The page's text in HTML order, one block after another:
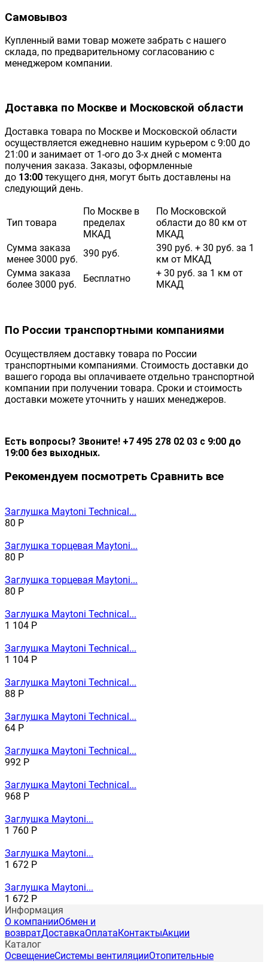
Самовывоз
Купленный вами товар можете забрать с нашего
склада, по предварительному согласованию с
менеджером компании.
Доставка по Москве и Московской области
Доставка товара по Москве и Московской области
осуществляется ежедневно нашим курьером с 9:00 до
21:00 и занимает от 1-ого до 3-х дней с момента
получения заказа. Заказы, оформленные
до 13:00 текущего дня, могут быть доставлены на
следующий день.
Тип товара
По Москве в
пределах
МКАД
По Московской
области до 80 км от
МКАД
Сумма заказа
менее 3000 руб.
390 руб.
390 руб. + 30 руб. за 1
км от МКАД
Сумма заказа
более 3000 руб.
Бесплатно
+ 30 руб. за 1 км от
МКАД
По России транспортными компаниями
Осуществляем доставку товара по России
транспортными компаниями. Стоимость доставки до
вашего города вы оплачиваете отдельно транспортной
компании при получении товара. Сроки и стоимость
доставки можете уточнить у наших менеджеров.
Есть вопросы? Звоните! +7 495 278 02 03 с 9:00 до
19:00 без выходных.
Рекомендуем посмотреть Сравнить все
Заглушка Maytoni Technical...
80 Р
Заглушка торцевая Maytoni...
80 Р
Заглушка торцевая Maytoni...
80 Р
Заглушка Maytoni Technical...
1 104 Р
Заглушка Maytoni Technical...
1 104 Р
Заглушка Maytoni Technical...
88 Р
Заглушка Maytoni Technical...
64 Р
Заглушка Maytoni Technical...
992 Р
Заглушка Maytoni Technical...
968 Р
Заглушка Maytoni...
1 760 Р
Заглушка Maytoni...
1 672 Р
Заглушка Maytoni...
1 672 Р
Информация
О компанииОбмен и
возвратДоставкаОплатаКонтактыАкции
Каталог
ОсвещениеСистемы вентиляцииОтопительные